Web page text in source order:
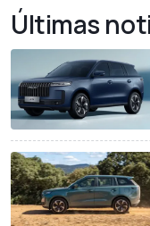
Últimas